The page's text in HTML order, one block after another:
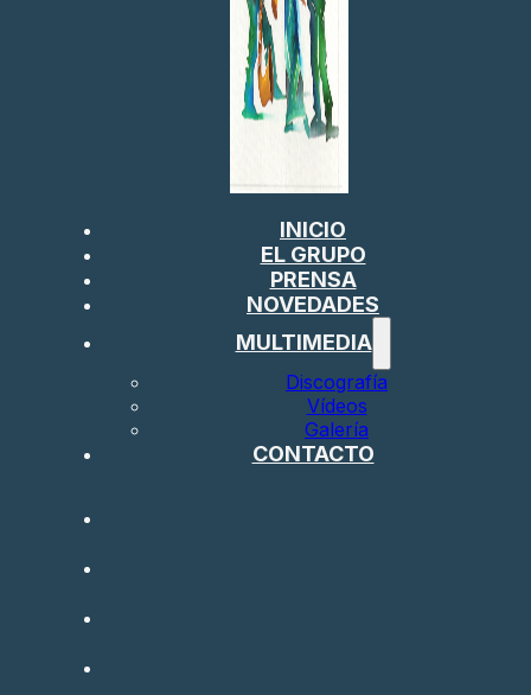
INICIO
EL GRUPO
PRENSA
NOVEDADES
MULTIMEDIA
Discografía
Vídeos
Galería
CONTACTO